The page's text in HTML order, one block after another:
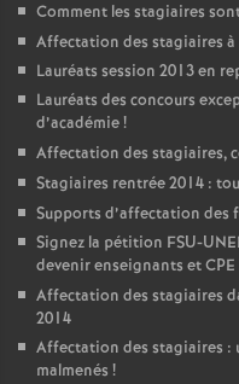
Comment les stagiaires
Affectation des stagiaires
Lauréats session 2013 en
Lauréats des concours
d’académie!
Affectation des stagiaires,
Stagiaires rentrée 2014 :
Supports d’affectation
Signez la pétition FSU-
devenir enseignants et CPE
Affectation des stagiaires
2014
Affectation des stagiaires :
malmenés !